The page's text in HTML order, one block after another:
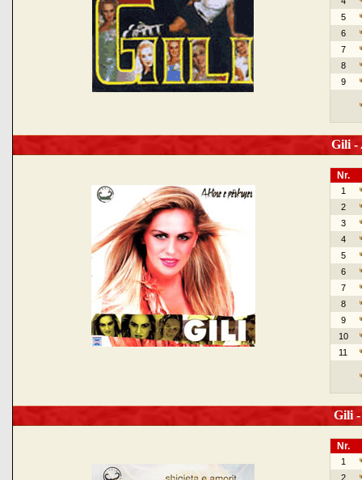
5
6
7
8
9
Gili -
Nr.
1
2
3
4
5
6
7
8
9
10
11
Gili
Nr.
1
2